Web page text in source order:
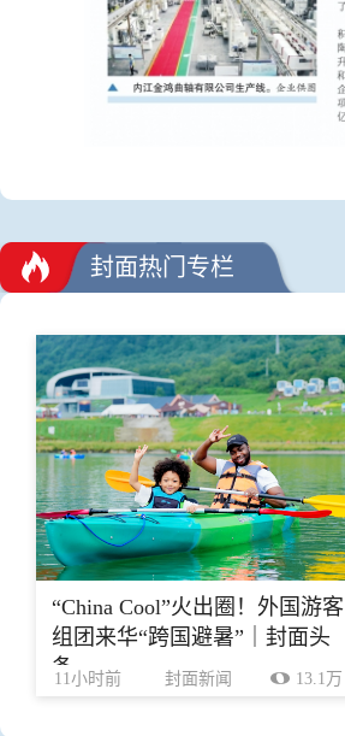
封面热门专栏
“China Cool”火出圈！外国游客
组团来华“跨国避暑”｜封面头
条
11小时前 封面新闻 13.1万